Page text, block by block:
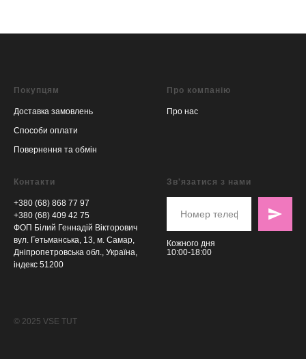
Покупцям
Доставка замовлень
Способи оплати
Повернення та обмін
Про компанію
Про нас
Контакти
+380 (68) 868 77 97
+380 (68) 409 42 75
ФОП Білий Геннадій Вікторович
вул. Гетьманська, 13, м. Самар,
Дніпропетровська обл., Україна,
індекс 51200
Зв'язатися з нами
Кожного дня
10:00-18:00
© 2025 VSE TUT